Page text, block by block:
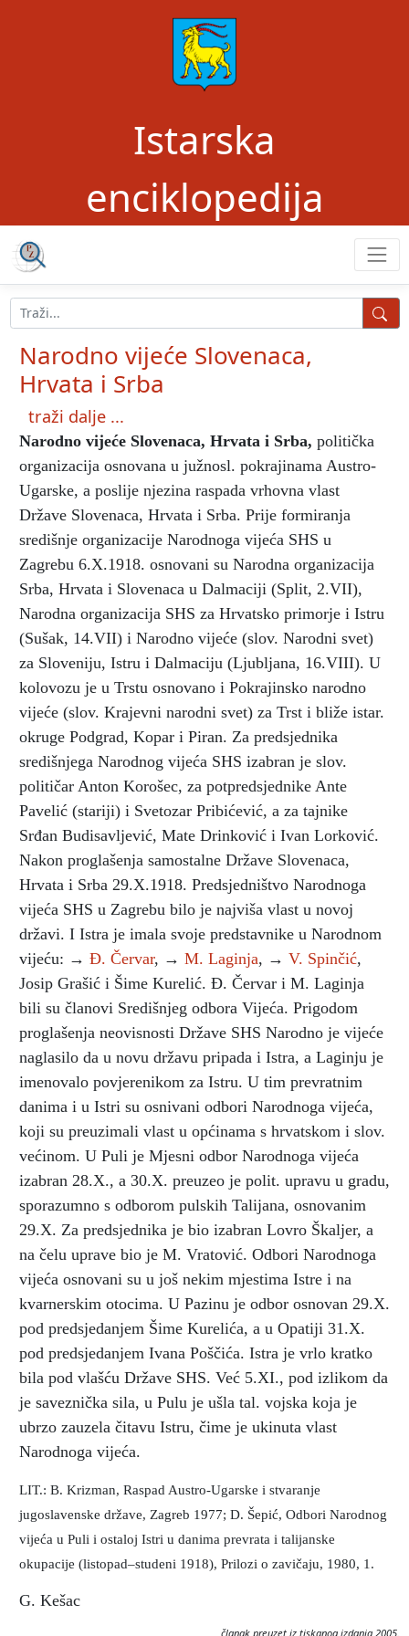
Istarska
enciklopedija
Narodno vijeće Slovenaca,
Hrvata i Srba
traži dalje ...
Narodno vijeće Slovenaca, Hrvata i Srba, politička
organizacija osnovana u južnosl. pokrajinama Austro-
Ugarske, a poslije njezina raspada vrhovna vlast
Države Slovenaca, Hrvata i Srba. Prije formiranja
središnje organizacije Narodnoga vijeća SHS u
Zagrebu 6.X.1918. osnovani su Narodna organizacija
Srba, Hrvata i Slovenaca u Dalmaciji (Split, 2.VII),
Narodna organizacija SHS za Hrvatsko primorje i Istru
(Sušak, 14.VII) i Narodno vijeće (slov. Narodni svet)
za Sloveniju, Istru i Dalmaciju (Ljubljana, 16.VIII). U
kolovozu je u Trstu osnovano i Pokrajinsko narodno
vijeće (slov. Krajevni narodni svet) za Trst i bliže istar.
okruge Podgrad, Kopar i Piran. Za predsjednika
središnjega Narodnog vijeća SHS izabran je slov.
političar Anton Korošec, za potpredsjednike Ante
Pavelić (stariji) i Svetozar Pribićević, a za tajnike
Srđan Budisavljević, Mate Drinković i Ivan Lorković.
Nakon proglašenja samostalne Države Slovenaca,
Hrvata i Srba 29.X.1918. Predsjedništvo Narodnoga
vijeća SHS u Zagrebu bilo je najviša vlast u novoj
državi. I Istra je imala svoje predstavnike u Narodnom
vijeću: → Đ. Červar, → M. Laginja, → V. Spinčić,
Josip Grašić i Šime Kurelić. Đ. Červar i M. Laginja
bili su članovi Središnjeg odbora Vijeća. Prigodom
proglašenja neovisnosti Države SHS Narodno je vijeće
naglasilo da u novu državu pripada i Istra, a Laginju je
imenovalo povjerenikom za Istru. U tim prevratnim
danima i u Istri su osnivani odbori Narodnoga vijeća,
koji su preuzimali vlast u općinama s hrvatskom i slov.
većinom. U Puli je Mjesni odbor Narodnoga vijeća
izabran 28.X., a 30.X. preuzeo je polit. upravu u gradu,
sporazumno s odborom pulskih Talijana, osnovanim
29.X. Za predsjednika je bio izabran Lovro Škaljer, a
na čelu uprave bio je M. Vratović. Odbori Narodnoga
vijeća osnovani su u još nekim mjestima Istre i na
kvarnerskim otocima. U Pazinu je odbor osnovan 29.X.
pod predsjedanjem Šime Kurelića, a u Opatiji 31.X.
pod predsjedanjem Ivana Poščića. Istra je vrlo kratko
bila pod vlašću Države SHS. Već 5.XI., pod izlikom da
je saveznička sila, u Pulu je ušla tal. vojska koja je
ubrzo zauzela čitavu Istru, čime je ukinuta vlast
Narodnoga vijeća.
LIT.: B. Krizman, Raspad Austro-Ugarske i stvaranje
jugoslavenske države, Zagreb 1977; D. Šepić, Odbori Narodnog
vijeća u Puli i ostaloj Istri u danima prevrata i talijanske
okupacije (listopad–studeni 1918), Prilozi o zavičaju, 1980, 1.
G. Kešac
članak preuzet iz tiskanog izdanja 2005.